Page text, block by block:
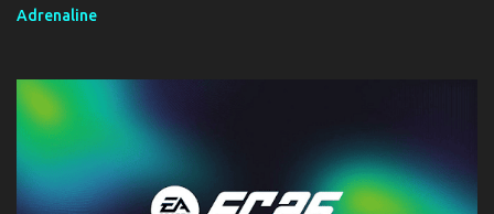
Adrenaline